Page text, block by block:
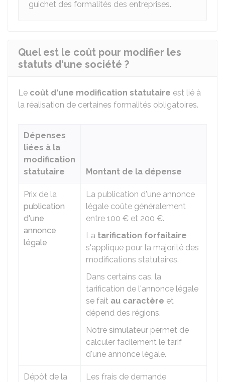
guichet des formalités des entreprises.
Quel est le coût pour modifier les
statuts d'une société ?
Le coût d'une modification statutaire est lié à
la réalisation de certaines formalités obligatoires.
Dépenses
liées à la
modification
statutaire
Montant de la dépense
Prix de la
publication
d'une
annonce
légale
La publication d'une annonce
légale coûte généralement
entre 100 € et 200 €.
La tarification forfaitaire
s'applique pour la majorité des
modifications statutaires.
Dans certains cas, la
tarification de l'annonce légale
se fait au caractère et
dépend des régions.
Notre simulateur permet de
calculer facilement le tarif
d'une annonce légale.
Dépôt de la
Les frais de demande